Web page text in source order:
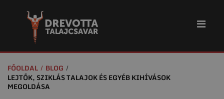
FŐOLDAL
BLOG
LEJTŐK, SZIKLÁS TALAJOK ÉS EGYÉB KIHÍVÁSOK
MEGOLDÁSA